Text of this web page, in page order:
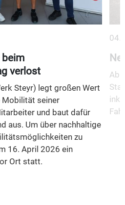
beim
verlost
Steyr) legt großen Wert
Mobilität seiner
und baut dafür
aus. Um über nachhaltige
zu
16. April 2026 ein
Ort statt.
Ab